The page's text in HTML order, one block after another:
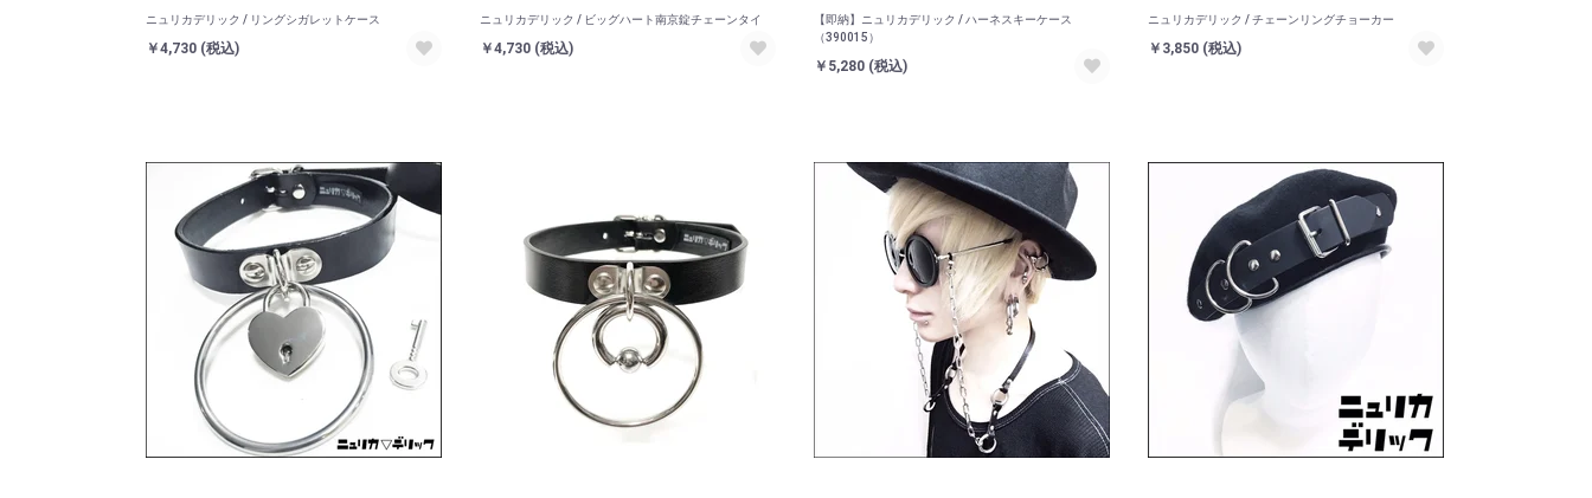
ニュリカデリック / リングシガレットケース
￥4,730 (税込)
ニュリカデリック / ビッグハート南京錠チェーンタイ
￥4,730 (税込)
【即納】ニュリカデリック / ハーネスキーケース
（390015）
￥5,280 (税込)
ニュリカデリック / チェーンリングチョーカー
￥3,850 (税込)